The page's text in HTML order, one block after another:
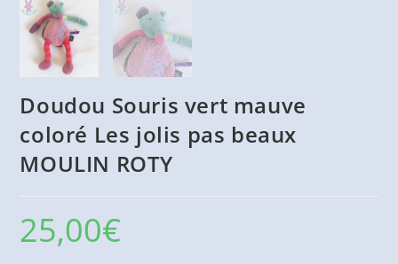
Doudou Souris vert mauve
coloré Les jolis pas beaux
MOULIN ROTY
25,00€